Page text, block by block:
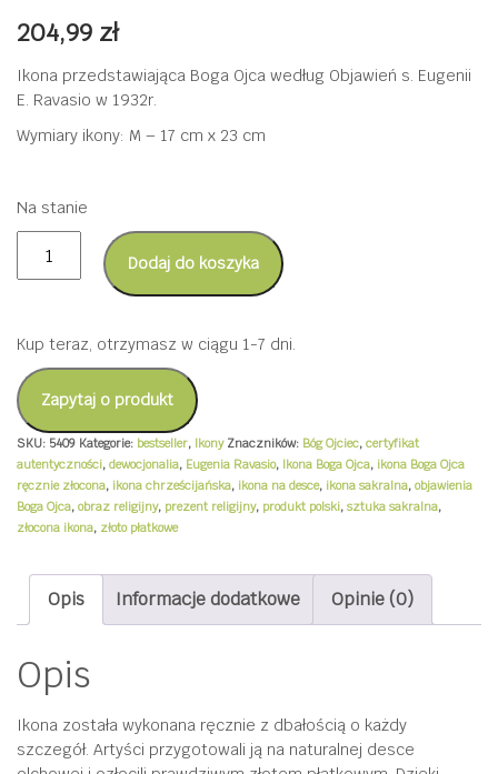
204,99 zł
Ikona przedstawiająca Boga Ojca według Objawień s. Eugenii
E. Ravasio w 1932r.
Wymiary ikony: M – 17 cm x 23 cm
Na stanie
ilość
Ikona
wizerunkiem
Boga
Ojca
rozmiar
M
(17
cm
cm)
Bóg
Mówi
Dodaj do koszyka
Kup teraz, otrzymasz w ciągu 1-7 dni.
Zapytaj o produkt
SKU: 5409 Kategorie: bestseller, Ikony Znaczników: Bóg Ojciec, certyfikat
autentyczności, dewocjonalia, Eugenia Ravasio, Ikona Boga Ojca, ikona Boga Ojca
ręcznie złocona, ikona chrześcijańska, ikona na desce, ikona sakralna, objawienia
Boga Ojca, obraz religijny, prezent religijny, produkt polski, sztuka sakralna,
złocona ikona, złoto płatkowe
Opis Informacje dodatkowe Opinie (0)
Opis
Ikona została wykonana ręcznie z dbałością o każdy
szczegół. Artyści przygotowali ją na naturalnej desce